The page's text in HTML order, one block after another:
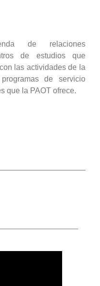
de relaciones
de estudios que
las actividades de la
de servicio
que la PAOT ofrece.